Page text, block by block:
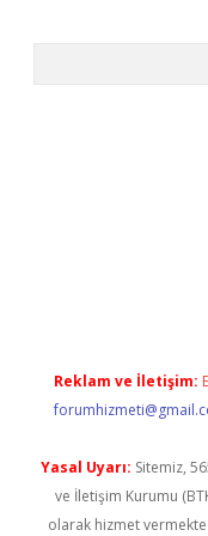
Reklam ve İletişim:
Yasal Uyarı: Sitemiz,
ve İletişim Kurumu
olarak hizmet